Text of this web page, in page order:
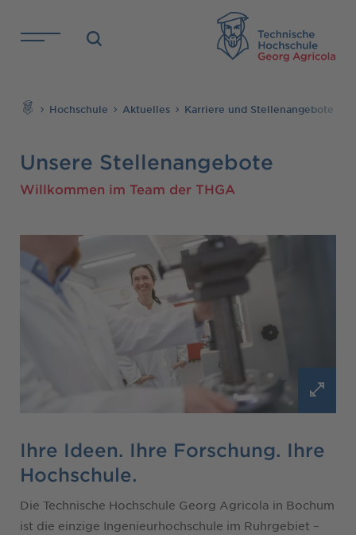
Direkt zu den Inhalten springen
Hochschule Aktuelles Karriere und Stellenangebote
Unsere Stellenangebote
Willkommen im Team der THGA
Ihre Ideen. Ihre Forschung. Ihre
Hochschule.
Die Technische Hochschule Georg Agricola in Bochum
ist die einzige Ingenieurhochschule im Ruhrgebiet –